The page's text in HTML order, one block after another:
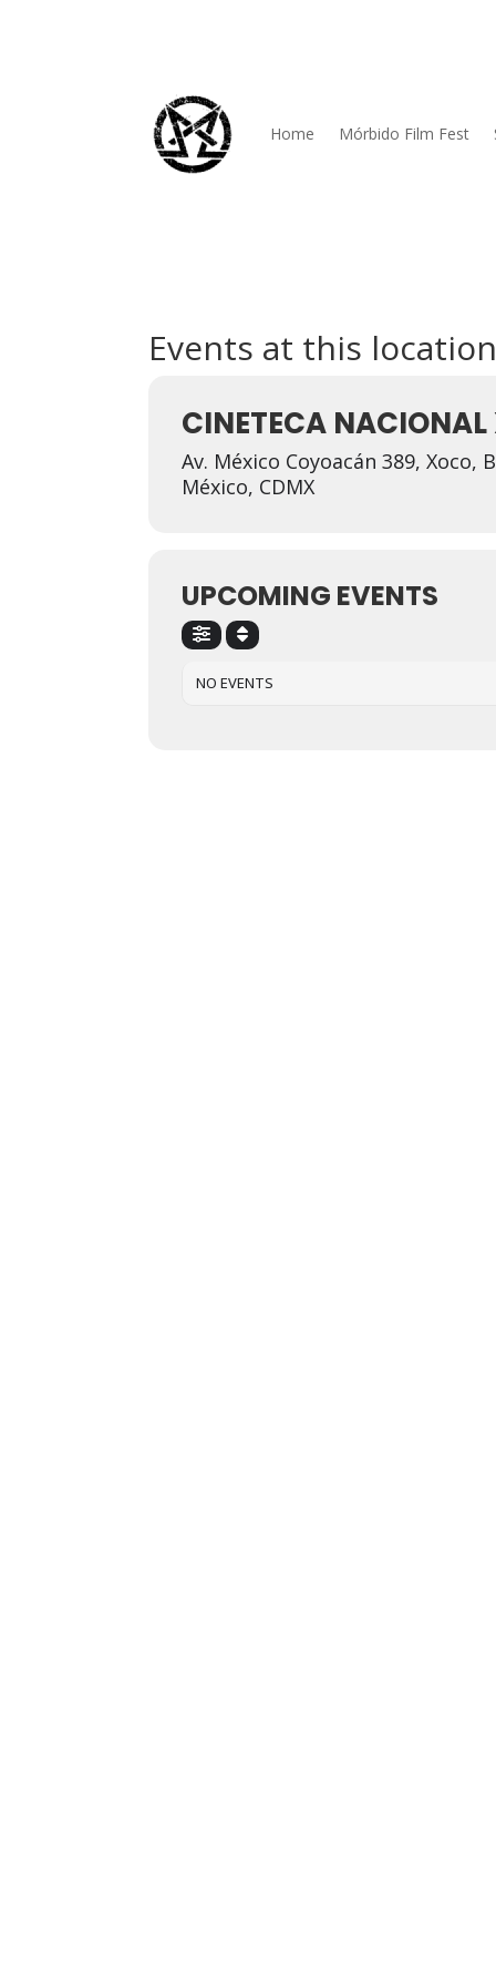
Home Mórbido Film Fest
Events at this location
CINETECA
Av. México Coyoacán 389, Xoco,
México, CDMX
UPCOMING EVENTS
NO EVENTS